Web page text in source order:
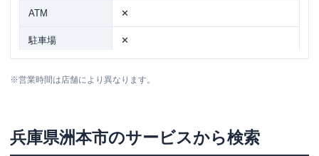
ATM ✕
駐車場 ✕
※営業時間は店舗により異なります。
兵庫県洲本市のサービスから検索